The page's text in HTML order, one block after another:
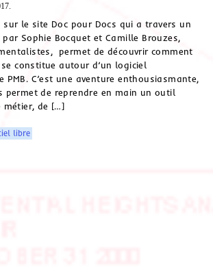
sur le site Doc pour Docs qui a travers un
Sophie Bocquet et Camille Brouzes,
permet de découvrir comment
constitue autour d’un logiciel
PMB. C’est une aventure enthousiasmante,
permet de reprendre en main un outil
métier, de […]
libre